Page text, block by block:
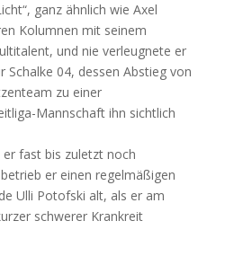
ganz ähnlich wie Axel
Kolumnen mit seinem
und nie verleugnete er
Schalke 04, dessen Abstieg von
zu einer
Mannschaft ihn sichtlich
fast bis zuletzt noch
er einen regelmäßigen
Ulli Potofski alt, als er am
schwerer Krankreit